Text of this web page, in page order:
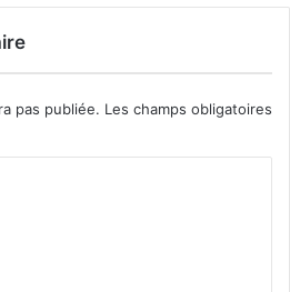
immédiats. Cette solution
son logement dans le
Le bouquet initial permet de
régler des dettes, tandis que la
de revenu régulier et
pas publiée. Les champs obligatoires